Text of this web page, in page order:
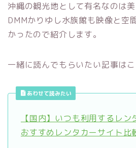
沖縄の観光地として有名なのは美
DMMかりゆし水族館も映像と空
かったので紹介します。
一緒に読んでもらいたい記事はこ
あわせて読みたい
【国内】いつも利用するレン
おすすめレンタカーサイト比